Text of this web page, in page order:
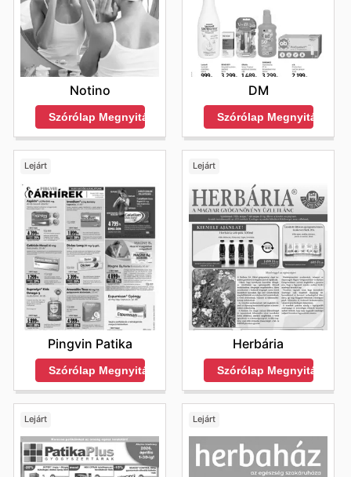
Notino
Szórólap Megnyitása
DM
Szórólap Megnyitása
Lejárt
Pingvin Patika
Szórólap Megnyitása
Lejárt
Herbária
Szórólap Megnyitása
Lejárt Lejárt